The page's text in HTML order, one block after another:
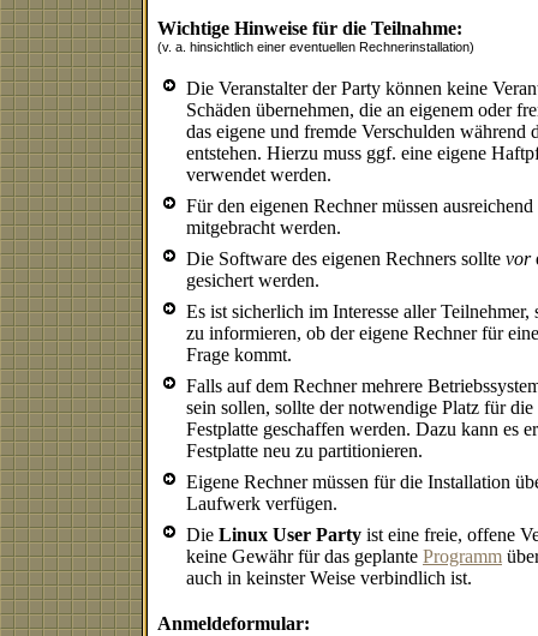
Wichtige Hinweise für die Teilnahme:
(v. a. hinsichtlich einer eventuellen Rechnerinstallation)
Die Veranstalter der Party können keine
Schäden übernehmen, die an eigenem oder
das eigene und fremde Verschulden während
entstehen. Hierzu muss ggf. eine eigene
verwendet werden.
Für den eigenen Rechner müssen
mitgebracht werden.
Die Software des eigenen Rechners sollte vor
gesichert werden.
Es ist sicherlich im Interesse aller Teilnehmer,
zu informieren, ob der eigene Rechner für
Frage kommt.
Falls auf dem Rechner mehrere
sein sollen, sollte der notwendige Platz für
Festplatte geschaffen werden. Dazu kann es
Festplatte neu zu partitionieren.
Eigene Rechner müssen für die Installation
Laufwerk verfügen.
Die Linux User Party ist eine freie, offene
keine Gewähr für das geplante Programm
auch in keinster Weise verbindlich ist.
Anmeldeformular: